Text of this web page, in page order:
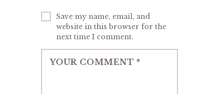
Save my name, email, and
website in this browser for the
next time I comment.